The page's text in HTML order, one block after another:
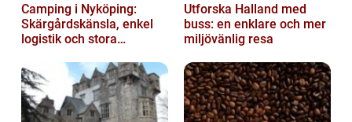
Camping i Nyköping:
Skärgårdskänsla, enkel
logistik och stora
Utforska Halland med
buss: en enklare och mer
miljövänlig resa